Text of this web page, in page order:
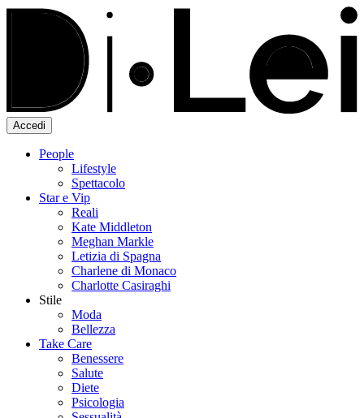
Accedi
People
Lifestyle
Spettacolo
Star e Vip
Reali
Kate Middleton
Meghan Markle
Letizia di Spagna
Charlene di Monaco
Charlotte Casiraghi
Stile
Moda
Bellezza
Take Care
Benessere
Salute
Diete
Psicologia